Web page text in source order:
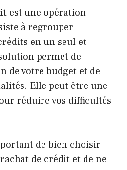
est une opération
à regrouper
en un seul et
permet de
de votre budget et de
Elle peut être une
réduire vos difficultés
de bien choisir
de crédit et de ne